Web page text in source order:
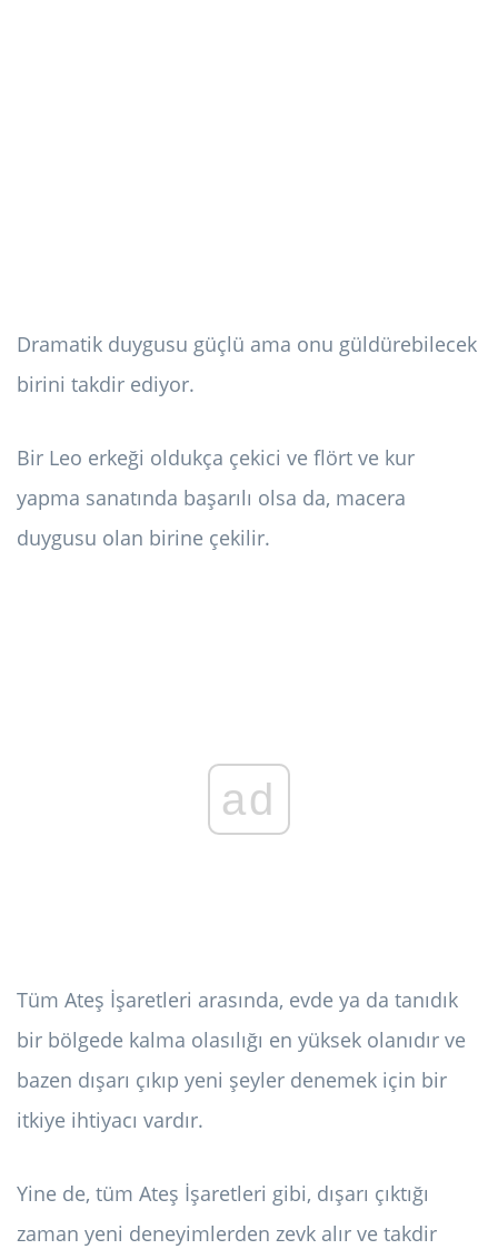
Dramatik duygusu güçlü ama onu güldürebilecek
birini takdir ediyor.
Bir Leo erkeği oldukça çekici ve flört ve kur
yapma sanatında başarılı olsa da, macera
duygusu olan birine çekilir.
ad
Tüm Ateş İşaretleri arasında, evde ya da tanıdık
bir bölgede kalma olasılığı en yüksek olanıdır ve
bazen dışarı çıkıp yeni şeyler denemek için bir
itkiye ihtiyacı vardır.
Yine de, tüm Ateş İşaretleri gibi, dışarı çıktığı
zaman yeni deneyimlerden zevk alır ve takdir